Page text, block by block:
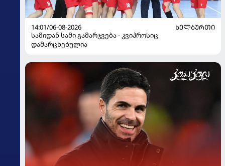
14:01/06-08-2026
ᲮᲔᲚᲑᲣᲠᲗᲘ
სამიდან სამი გამარჯვება - კვიპროსიც
დამარცხებულია